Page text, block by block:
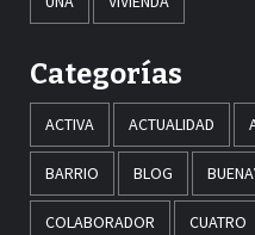
Categorías
ACTIVA ACTUALIDAD
BARRIO BLOG
COLABORADOR CUATRO